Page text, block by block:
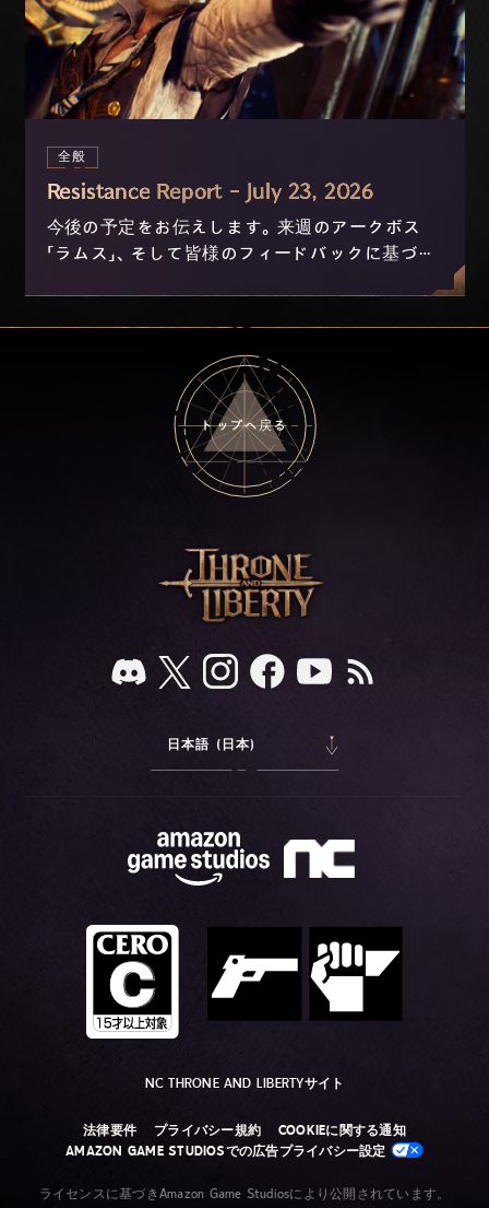
全般
Resistance Report - July 23, 2026
今後の予定をお伝えします。来週のアークボス
「ラムス」、そして皆様のフィードバックに基づき
トップへ戻る
日本語 (日本)
NC THRONE AND LIBERTYサイト
法律要件 プライバシー規約
COOKIEに関する通知
AMAZON GAME STUDIOSでの広告プライバシー設定
ライセンスに基づきAmazon Game Studiosにより公開されています。